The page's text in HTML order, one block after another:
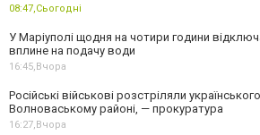
08:47,Сьогодні
У Маріуполі щодня на чотири години
вплине на подачу води
16:45,Вчора
Російські військові розстріляли
Волноваському районі, — прокуратура
16:27,Вчора